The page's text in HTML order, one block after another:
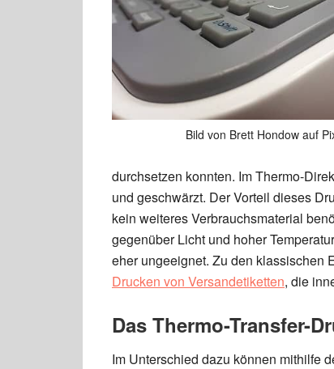
Bild von Brett Hondow auf
durchsetzen konnten. Im Thermo-
und geschwärzt. Der Vorteil dieses
kein weiteres Verbrauchsmaterial
gegenüber Licht und hoher
eher ungeeignet. Zu den klassischen
Drucken von Versandetiketten, die
Das Thermo-Transfer-
Im Unterschied dazu können mithilfe